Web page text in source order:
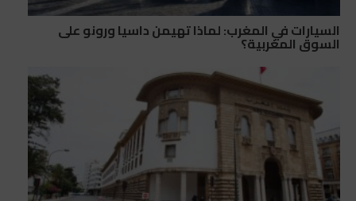
السيارات في المغرب: لماذا تهيمن داسيا ورونو على
السوق المغربية؟